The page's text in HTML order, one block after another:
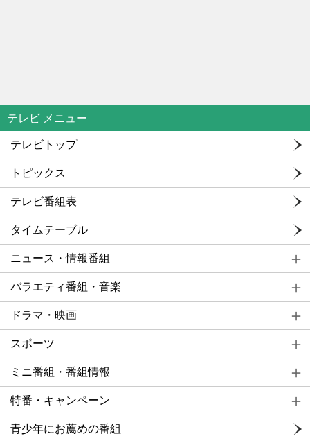
テレビ メニュー
テレビトップ
トピックス
テレビ番組表
タイムテーブル
ニュース・情報番組
バラエティ番組・音楽
ドラマ・映画
スポーツ
ミニ番組・番組情報
特番・キャンペーン
青少年にお薦めの番組